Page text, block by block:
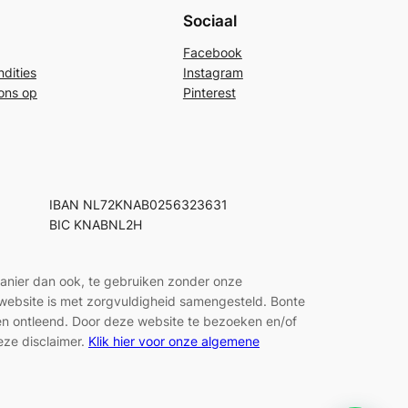
op
Sociaal
Facebook
Instagram
Pinterest
IBAN NL72KNAB0256323631
BIC KNABNL2H
dan ook, te gebruiken zonder onze
is met zorgvuldigheid samengesteld. Bonte
ontleend. Door deze website te bezoeken en/of
disclaimer. Klik hier voor onze algemene